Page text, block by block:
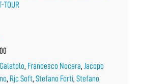
TOUR
, Francesco Nocera, Jacopo
, Rjc Soft, Stefano Forti, Stefano